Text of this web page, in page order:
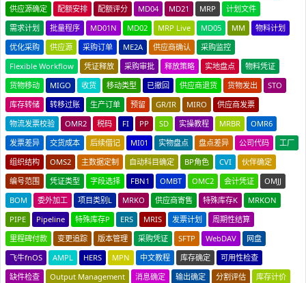
供应源确定
配额安排 配额评分 MD04 MD21 MRP
计划文件
需求计划
批量程序 MD01N MD02 MRP Live MD05 MM
物料计划
优化采购
供应源 采购订单 ME2A 供应商确认
采购监控
Flexible Workflow
凭证释放 采购审批 释放策略 实地盘点
物料凭证
货物移动
MIGO 收货 移动类型 已撤回 供应商退货 货物发出
STO
库存转储
转移过账 生产订单 预留 GR/IR MIRO
供应商发票
物流发票校验
OMR2 税码 FI PP SD 实操教程 MRBR
OMR6
发票差异
交货成本 后续借记 MI01 实物盘点 盘点差异 公司代码
工厂
组织结构
OMS2 主数据定制 自动科目确定 BP角色 CVI
伙伴确定
编号范围
凭证类型 字段选择 FBN1 OMBT OMC2 会计凭证
OMJJ
BOM
委外加工 项目类别L MRKO 供应商寄售 特殊库存K
MRKON
PIPE
Pipeline 特殊库存P ERS MRIS 发票计划
周期性结算
里程碑付款
变更追踪 版本管理 采购凭证 SFTP WebDAV
网盘
飞牛fnOS
AMPL HERS MPN 中文教程 库存确定
可用性检查
缺件检查
Output Management 消息确定 输出确定 分割评估
库存计价